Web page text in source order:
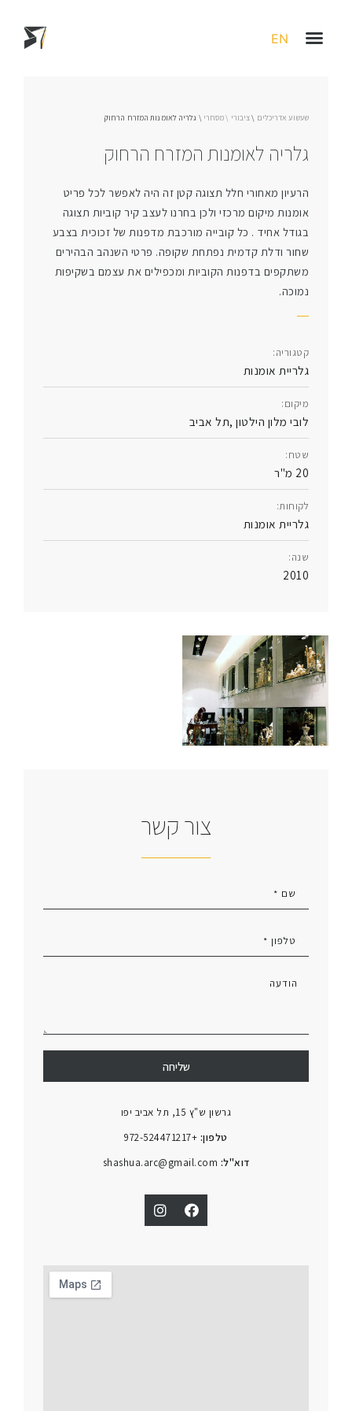
EN
שעשוע אדריכלים \ציבורי \ מסחרי \ גלריה לאומנות המזרח הרחוק
גלריה לאומנות המזרח הרחוק
הרעיון מאחורי חלל תצוגה קטן זה היה לאפשר לכל פריט
אומנות מיקום מרכזי ולכן בחרנו לעצב קיר קוביות תצוגה
בגודל אחיד . כל קובייה מורכבת מדפנות של זכוכית בצבע
שחור ודלת קדמית נפתחת שקופה. פרטי השנהב הבהירים
משתקפים בדפנות הקוביות ומכפילים את עצמם בשקיפות
נמוכה.
קטגוריה:
גלריית אומנות
מיקום:
לובי מלון הילטון ,תל אביב
שטח:
20 מ"ר
לקוחות:
גלריית אומנות
שנה:
2010
צור קשר
שליחה
גרשון ש"ץ 15, תל אביב יפו
טלפון: +972-524471217
דוא"ל: